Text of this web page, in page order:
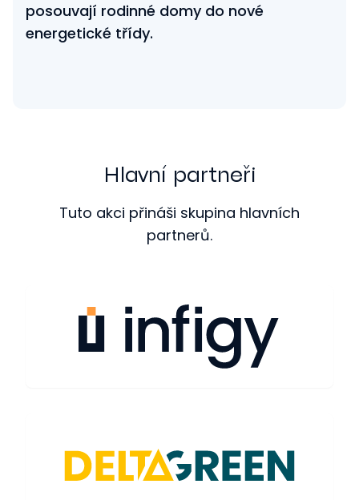
posouvají rodinné domy do nové
energetické třídy.
Hlavní partneři
Tuto akci přináši skupina hlavních
partnerů.